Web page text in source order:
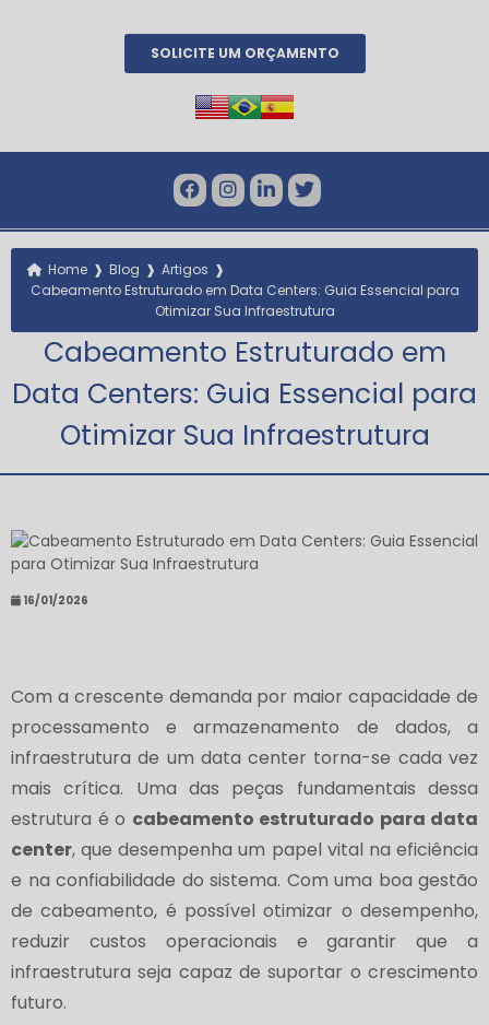
SOLICITE UM ORÇAMENTO
Home ❱ Blog ❱ Artigos ❱
Cabeamento Estruturado em Data Centers: Guia Essencial para
Otimizar Sua Infraestrutura
Cabeamento Estruturado em
Data Centers: Guia Essencial para
Otimizar Sua Infraestrutura
16/01/2026
Com a crescente demanda por maior capacidade de
processamento e armazenamento de dados, a
infraestrutura de um data center torna-se cada vez
mais crítica. Uma das peças fundamentais dessa
estrutura é o cabeamento estruturado para data
center, que desempenha um papel vital na eficiência
e na confiabilidade do sistema. Com uma boa gestão
de cabeamento, é possível otimizar o desempenho,
reduzir custos operacionais e garantir que a
infraestrutura seja capaz de suportar o crescimento
futuro.